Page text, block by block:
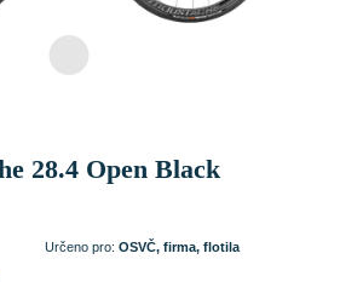
28.4 Open Black
Určeno pro: OSVČ, firma, flotila